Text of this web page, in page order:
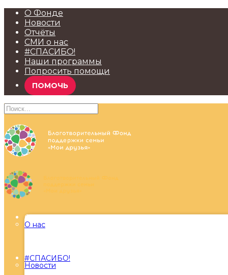
О Фонде
Новости
Отчёты
СМИ о нас
#СПАСИБО!
Наши программы
Попросить помощи
ПОМОЧЬ
О Фонде
О нас
Новости
#СПАСИБО!